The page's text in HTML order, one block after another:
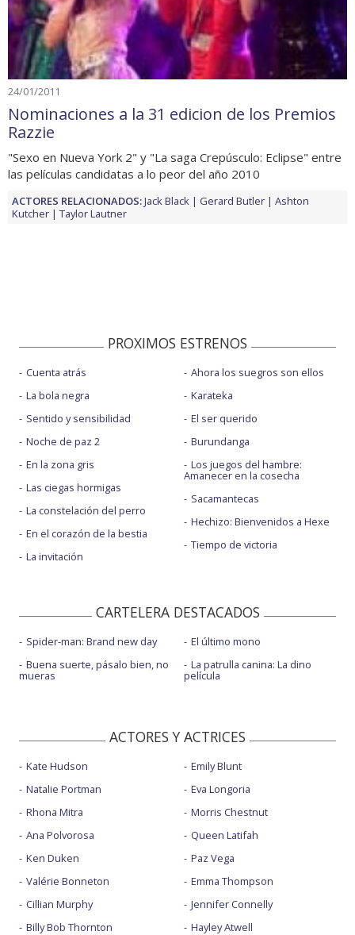
24/01/2011
Nominaciones a la 31 edicion de los Premios
Razzie
"Sexo en Nueva York 2" y "La saga Crepúsculo: Eclipse" entre
las películas candidatas a lo peor del año 2010
ACTORES RELACIONADOS:Jack Black Gerard Butler
Ashton
Kutcher
Taylor Lautner
PROXIMOS ESTRENOS
Cuenta atrás
La bola negra
Sentido y sensibilidad
Noche de paz 2
En la zona gris
Las ciegas hormigas
La constelación del perro
En el corazón de la bestia
La invitación
Ahora los suegros son ellos
Karateka
El ser querido
Burundanga
Los juegos del hambre:
Amanecer en la cosecha
Sacamantecas
Hechizo: Bienvenidos a Hexe
Tiempo de victoria
CARTELERA DESTACADOS
Spider-man: Brand new day
Buena suerte, pásalo bien, no
mueras
El último mono
La patrulla canina: La dino
película
ACTORES Y ACTRICES
Kate Hudson
Natalie Portman
Rhona Mitra
Ana Polvorosa
Ken Duken
Valérie Bonneton
Cillian Murphy
Billy Bob Thornton
Emily Blunt
Eva Longoria
Morris Chestnut
Queen Latifah
Paz Vega
Emma Thompson
Jennifer Connelly
Hayley Atwell